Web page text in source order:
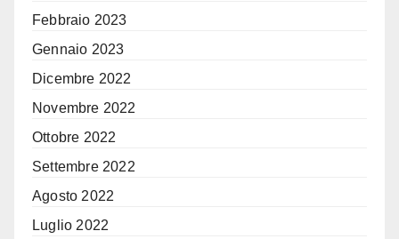
Febbraio 2023
Gennaio 2023
Dicembre 2022
Novembre 2022
Ottobre 2022
Settembre 2022
Agosto 2022
Luglio 2022